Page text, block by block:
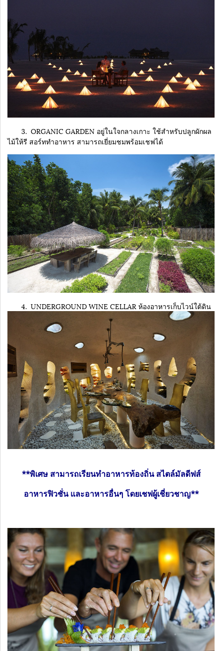
3. ORGANIC GARDEN อยู่ในใจกลางเกาะ ใช้สำหรับปลูกผักผล
ไม้ให้รี สอร์ททำอาหาร สามารถเยี่ยมชมพร้อมเชฟได้
4. UNDERGROUND WINE CELLAR ห้องอาหารเก็บไวน์ใต้ดิน
**พิเศษ สามารถเรียนทำอาหารท้องถิ่น สไตล์มัลดีฟส์
อาหารฟิวชั่น และอาหารอื่นๆ โดยเชฟผู้เชี่ยวชาญ**